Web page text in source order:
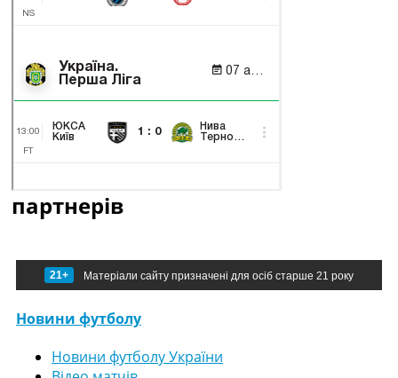
партнерів
21+ Матеріали сайту призначені для осіб старше 21 року
Новини футболу
Новини футболу України